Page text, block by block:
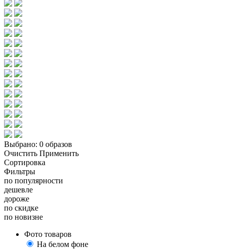
Выбрано: 0 образов
Очистить Применить
Сортировка
Фильтры
по популярности
дешевле
дороже
по скидке
по новизне
Фото товаров
На белом фоне